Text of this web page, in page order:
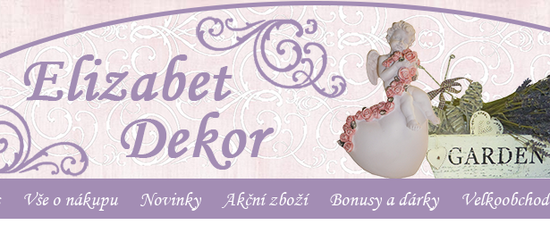
Vše o nákupu Novinky Akční zboží Bonusy a dárky Velkoobchod